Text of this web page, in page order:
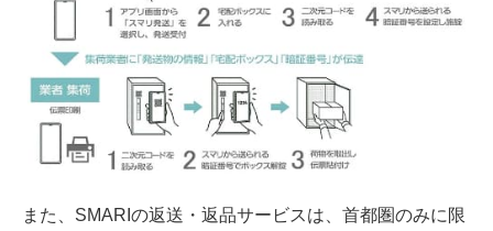
また、SMARIの返送・返品サービスは、首都圏のみに限